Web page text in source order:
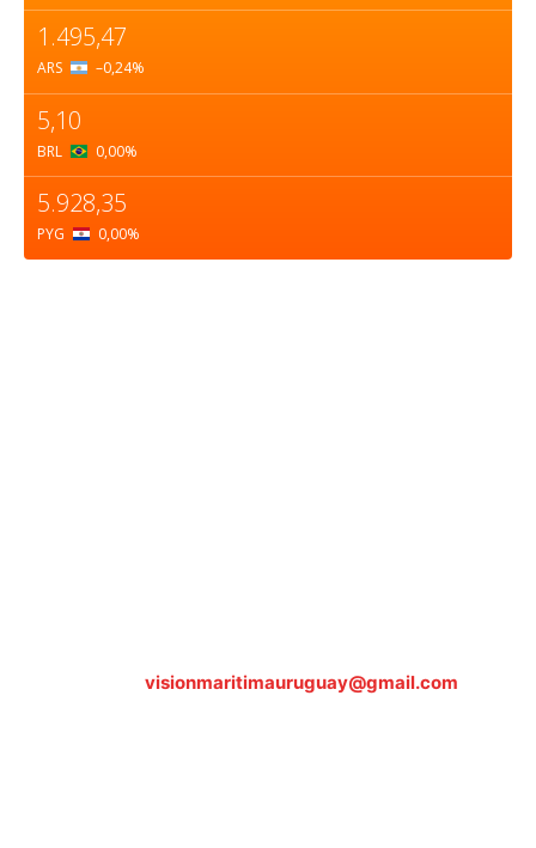
1.495,47
ARS –0,24%
5,10
BRL 0,00%
5.928,35
PYG 0,00%
visionmaritimauruguay@gmail.com